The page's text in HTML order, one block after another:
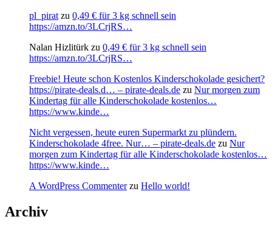
pl_pirat zu 0,49 € für 3 kg schnell sein
https://amzn.to/3LCrjRS…
Nalan Hizlitürk zu 0,49 € für 3 kg schnell sein
https://amzn.to/3LCrjRS…
Freebie! Heute schon Kostenlos Kinderschokolade gesichert?
https://pirate-deals.d… – pirate-deals.de zu Nur morgen zum
Kindertag für alle Kinderschokolade kostenlos…
https://www.kinde…
Nicht vergessen, heute euren Supermarkt zu plündern.
Kinderschokolade 4free. Nur… – pirate-deals.de zu Nur
morgen zum Kindertag für alle Kinderschokolade kostenlos…
https://www.kinde…
A WordPress Commenterzu Hello world!
Archiv